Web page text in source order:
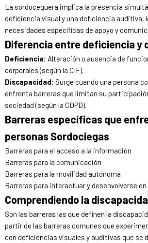
La sordoceguera implica la presencia
deficiencia visual y una deficiencia auditiva,
necesidades específicas de apoyo y
Diferencia entre deficiencia y
Deficiencia: Alteración o ausencia de
corporales (según la CIF).
Discapacidad: Surge cuando una persona
enfrenta barreras que limitan su
sociedad (según la CDPD).
Barreras específicas que
personas Sordociegas
Barreras para el acceso a la información
Barreras para la comunicación
Barreras para la movilidad autónoma
Barreras para interactuar y desenvolverse
Comprendiendo la
Son las barreras las que definen la
partir de las barreras comunes que
con deficiencias visuales y auditivas que se